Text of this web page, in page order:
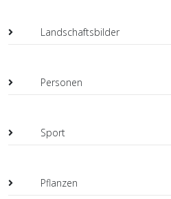
Landschaftsbilder
Personen
Sport
Pflanzen